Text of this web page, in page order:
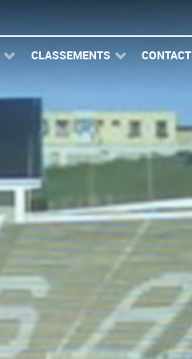
CLASSEMENTS CONTACT